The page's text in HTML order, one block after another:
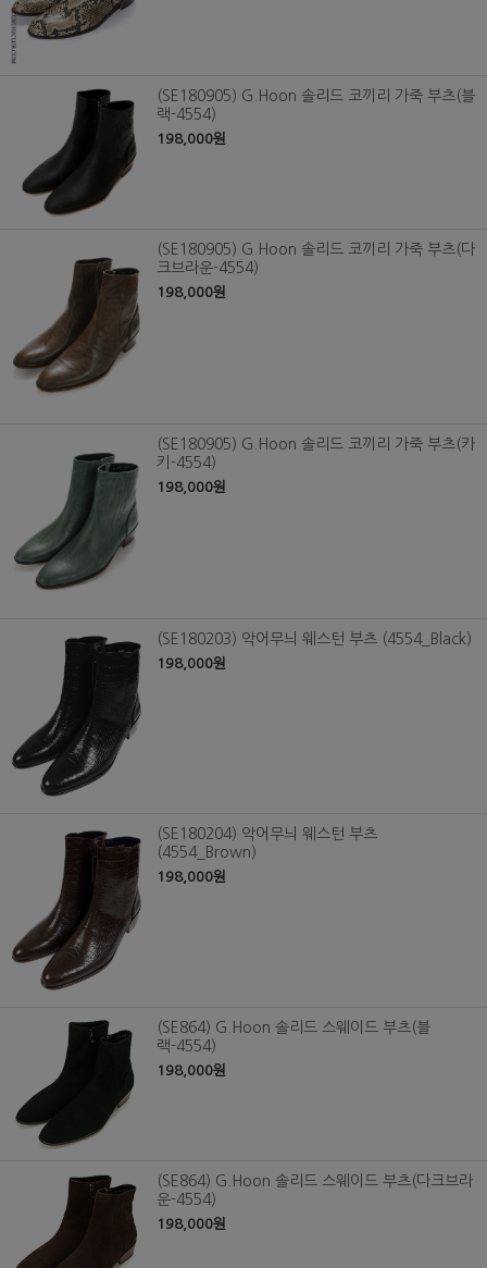
(SE180905) G.Hoon 솔리드 코끼리 가죽 부츠(블
랙-4554)
198,000원
(SE180905) G.Hoon 솔리드 코끼리 가죽 부츠(다
크브라운-4554)
198,000원
(SE180905) G.Hoon 솔리드 코끼리 가죽 부츠(카
키-4554)
198,000원
(SE180203) 악어무늬 웨스턴 부츠 (4554_Black)
198,000원
(SE180204) 악어무늬 웨스턴 부츠
(4554_Brown)
198,000원
(SE864) G.Hoon 솔리드 스웨이드 부츠(블
랙-4554)
198,000원
(SE864) G.Hoon 솔리드 스웨이드 부츠(다크브라
운-4554)
198,000원